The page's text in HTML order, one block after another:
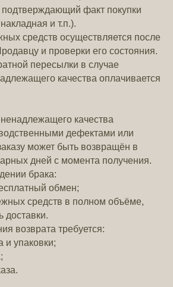
подтверждающий факт покупки
и т.п.).
средств осуществляется после
и проверки его состояния.
пересылки в случае
качества оплачивается
качества
дефектами или
может быть возвращён в
дней с момента получения.
брака:
обмен;
средств в полном объёме,
доставки.
возврата требуется:
и упаковки;